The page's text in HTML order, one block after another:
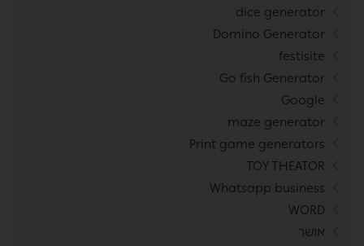
dice generator
Domino Generator
festisite
Go fish Generator
Google
maze generator
Print game generators
TOY THEATOR
Whatsapp business
WORD
אושר